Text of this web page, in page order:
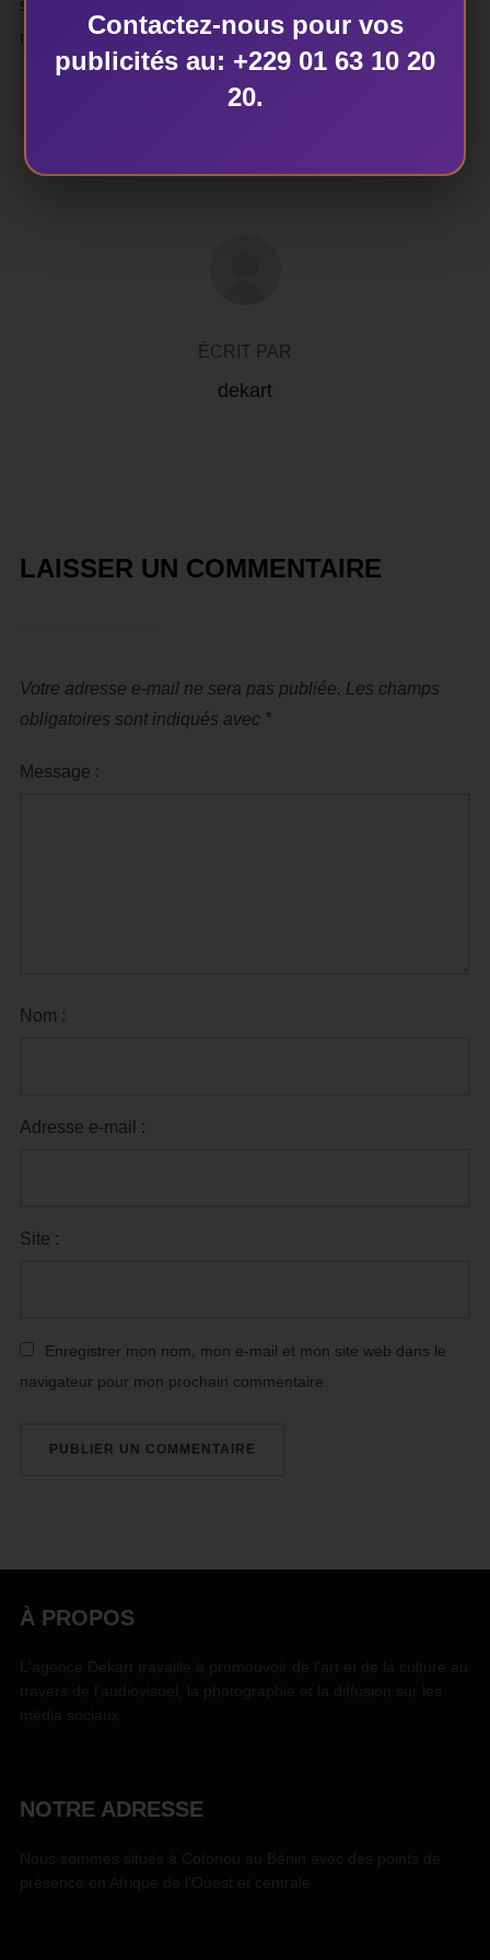
s’éclipser définitivement de cette belle soirée
musicale.Les bonnes choses ne durent jamais dit-on !
ÉCRIT PAR
dekart
LAISSER UN COMMENTAIRE
Votre adresse e-mail ne sera pas publiée. Les champs
obligatoires sont indiqués avec *
Message :
Nom :
Adresse e-mail :
Site :
Enregistrer mon nom, mon e-mail et mon site web dans le
navigateur pour mon prochain commentaire.
À PROPOS
NOTRE ADRESSE
Contactez-nous pour vos
publicités au: +229 01 63 10 20
20.